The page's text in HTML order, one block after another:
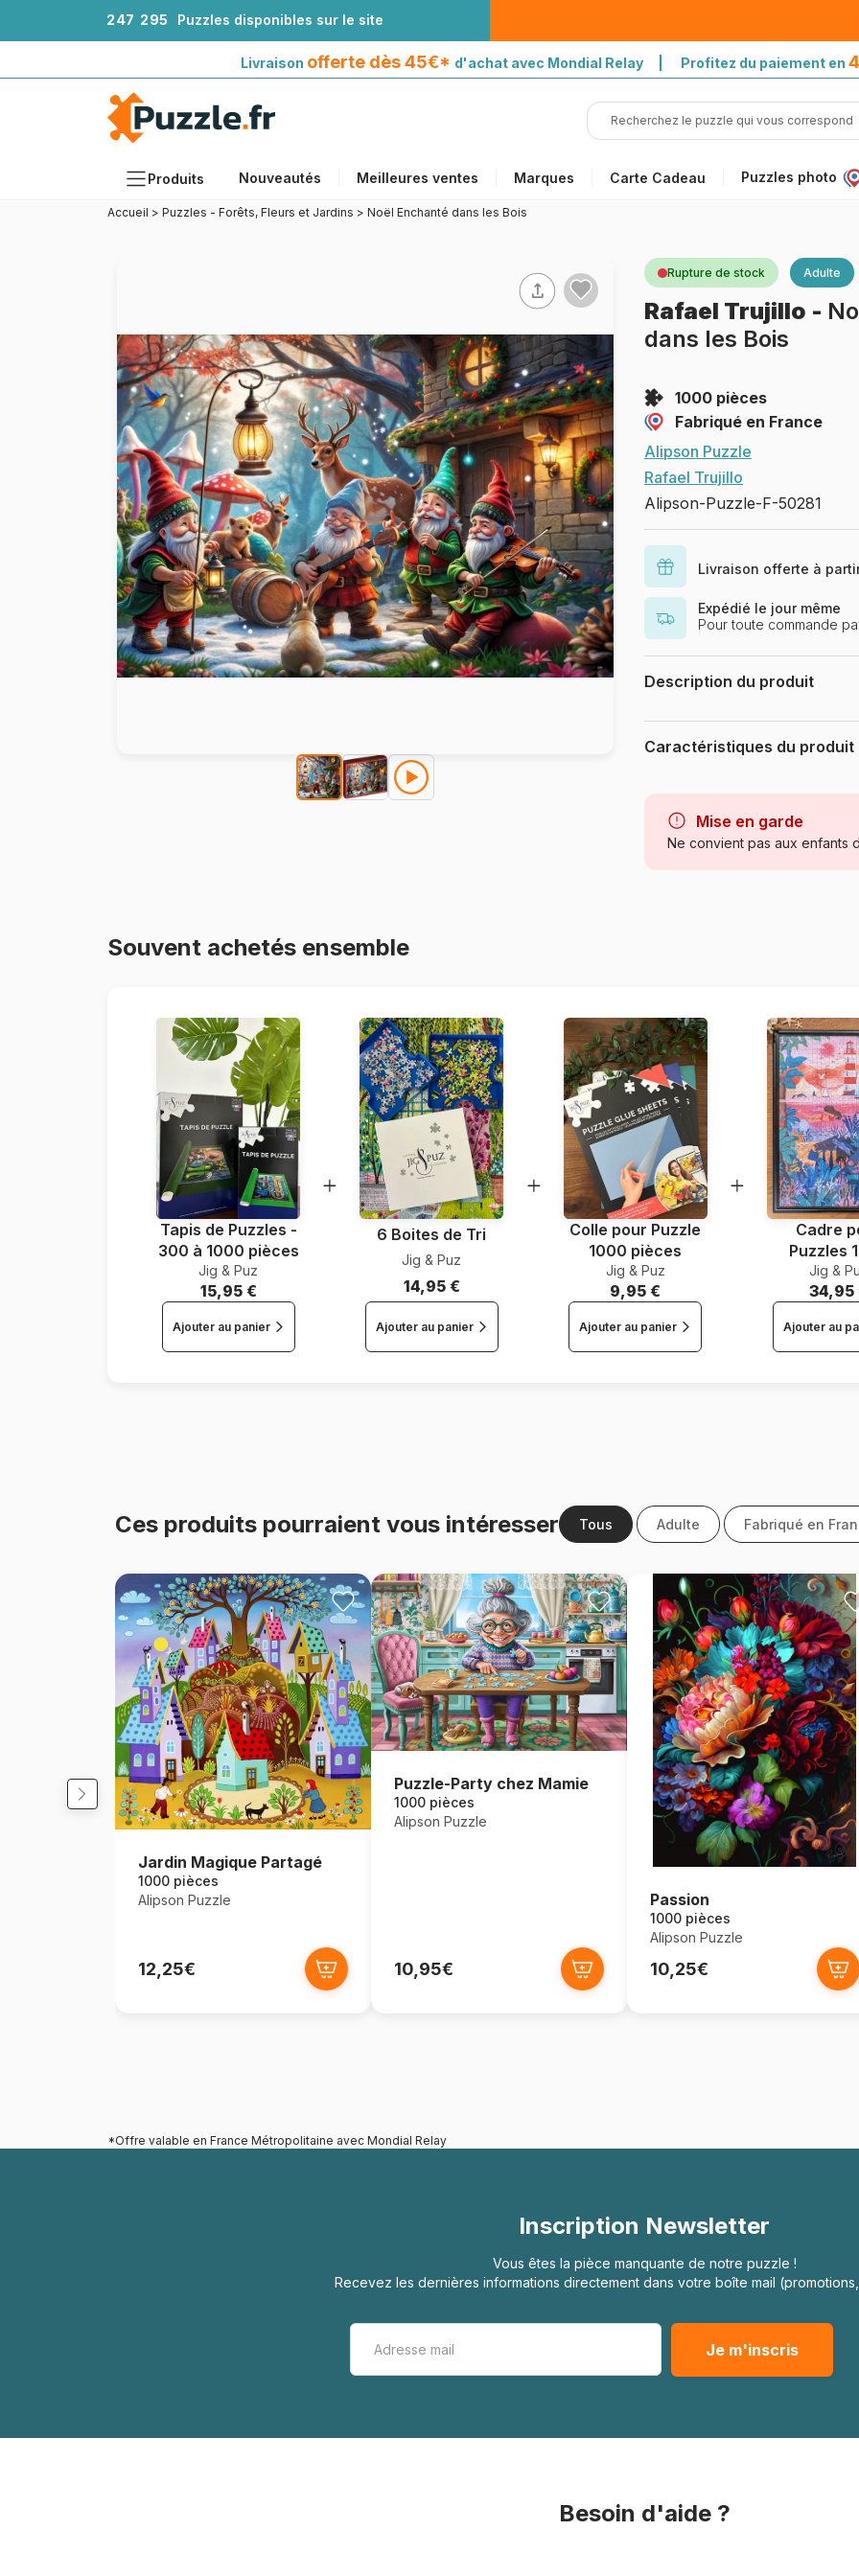
247 295 Puzzles disponibles sur le site
Livraison offerte dès 45€* d'achat avec Mondial Relay | Profitez du paiement en
Produits Nouveautés Meilleures ventes Marques Carte Cadeau Puzzles photo
Âges
Artistes
Accessoires
Puzzles en bois
Peinture au numéro
avec Mondial Relay
Accueil > Puzzles - Forêts, Fleurs et Jardins > Noël Enchanté dans les Bois
Rupture de stock Adulte
Rafael Trujillo -
dans les Bois
1000 pièces
Fabriqué en France
Alipson Puzzle
Rafael Trujillo
Alipson-Puzzle-F-50281
Livraison offerte à
Expédié le jour même
Pour toute commande
Description du produit
Rafael Trujillo Courtesy Art
Caractéristiques du produit
Catégorie
Age
Dimensions
Matière primaire
Format boîte
Mise en garde
Ne convient pas aux enfants
Souvent achetés ensemble
Tapis de Puzzles -
300 à 1000 pièces
Jig & Puz
15,95 €
Ajouter au panier
6 Boites de Tri
Jig & Puz
14,95 €
Ajouter au panier
Colle pour Puzzle
1000 pièces
Jig & Puz
9,95 €
Ajouter au panier
Cadre
Puzzles
Jig &
34,95
Ajouter au
Ces produits pourraient vous intéresser Tous Adulte Fabriqué en
Jardin Magique Partagé
1000 pièces
Alipson Puzzle
12,25€
Puzzle-Party chez Mamie
1000 pièces
Alipson Puzzle
10,95€
Passion
1000 pièces
Alipson Puzzle
10,25€
*Offre valable en France Métropolitaine avec Mondial Relay
Inscription Newsletter
Vous êtes la pièce manquante de notre puzzle !
Recevez les dernières informations directement dans votre boîte mail
Besoin d'aide ?